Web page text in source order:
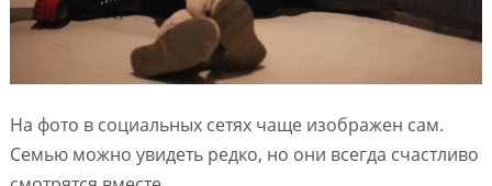
На фото в социальных сетях чаще изображен сам.
Семью можно увидеть редко, но они всегда счастливо